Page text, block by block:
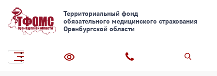
Территориальный фонд
обязательного медицинского страхования
Оренбургской области